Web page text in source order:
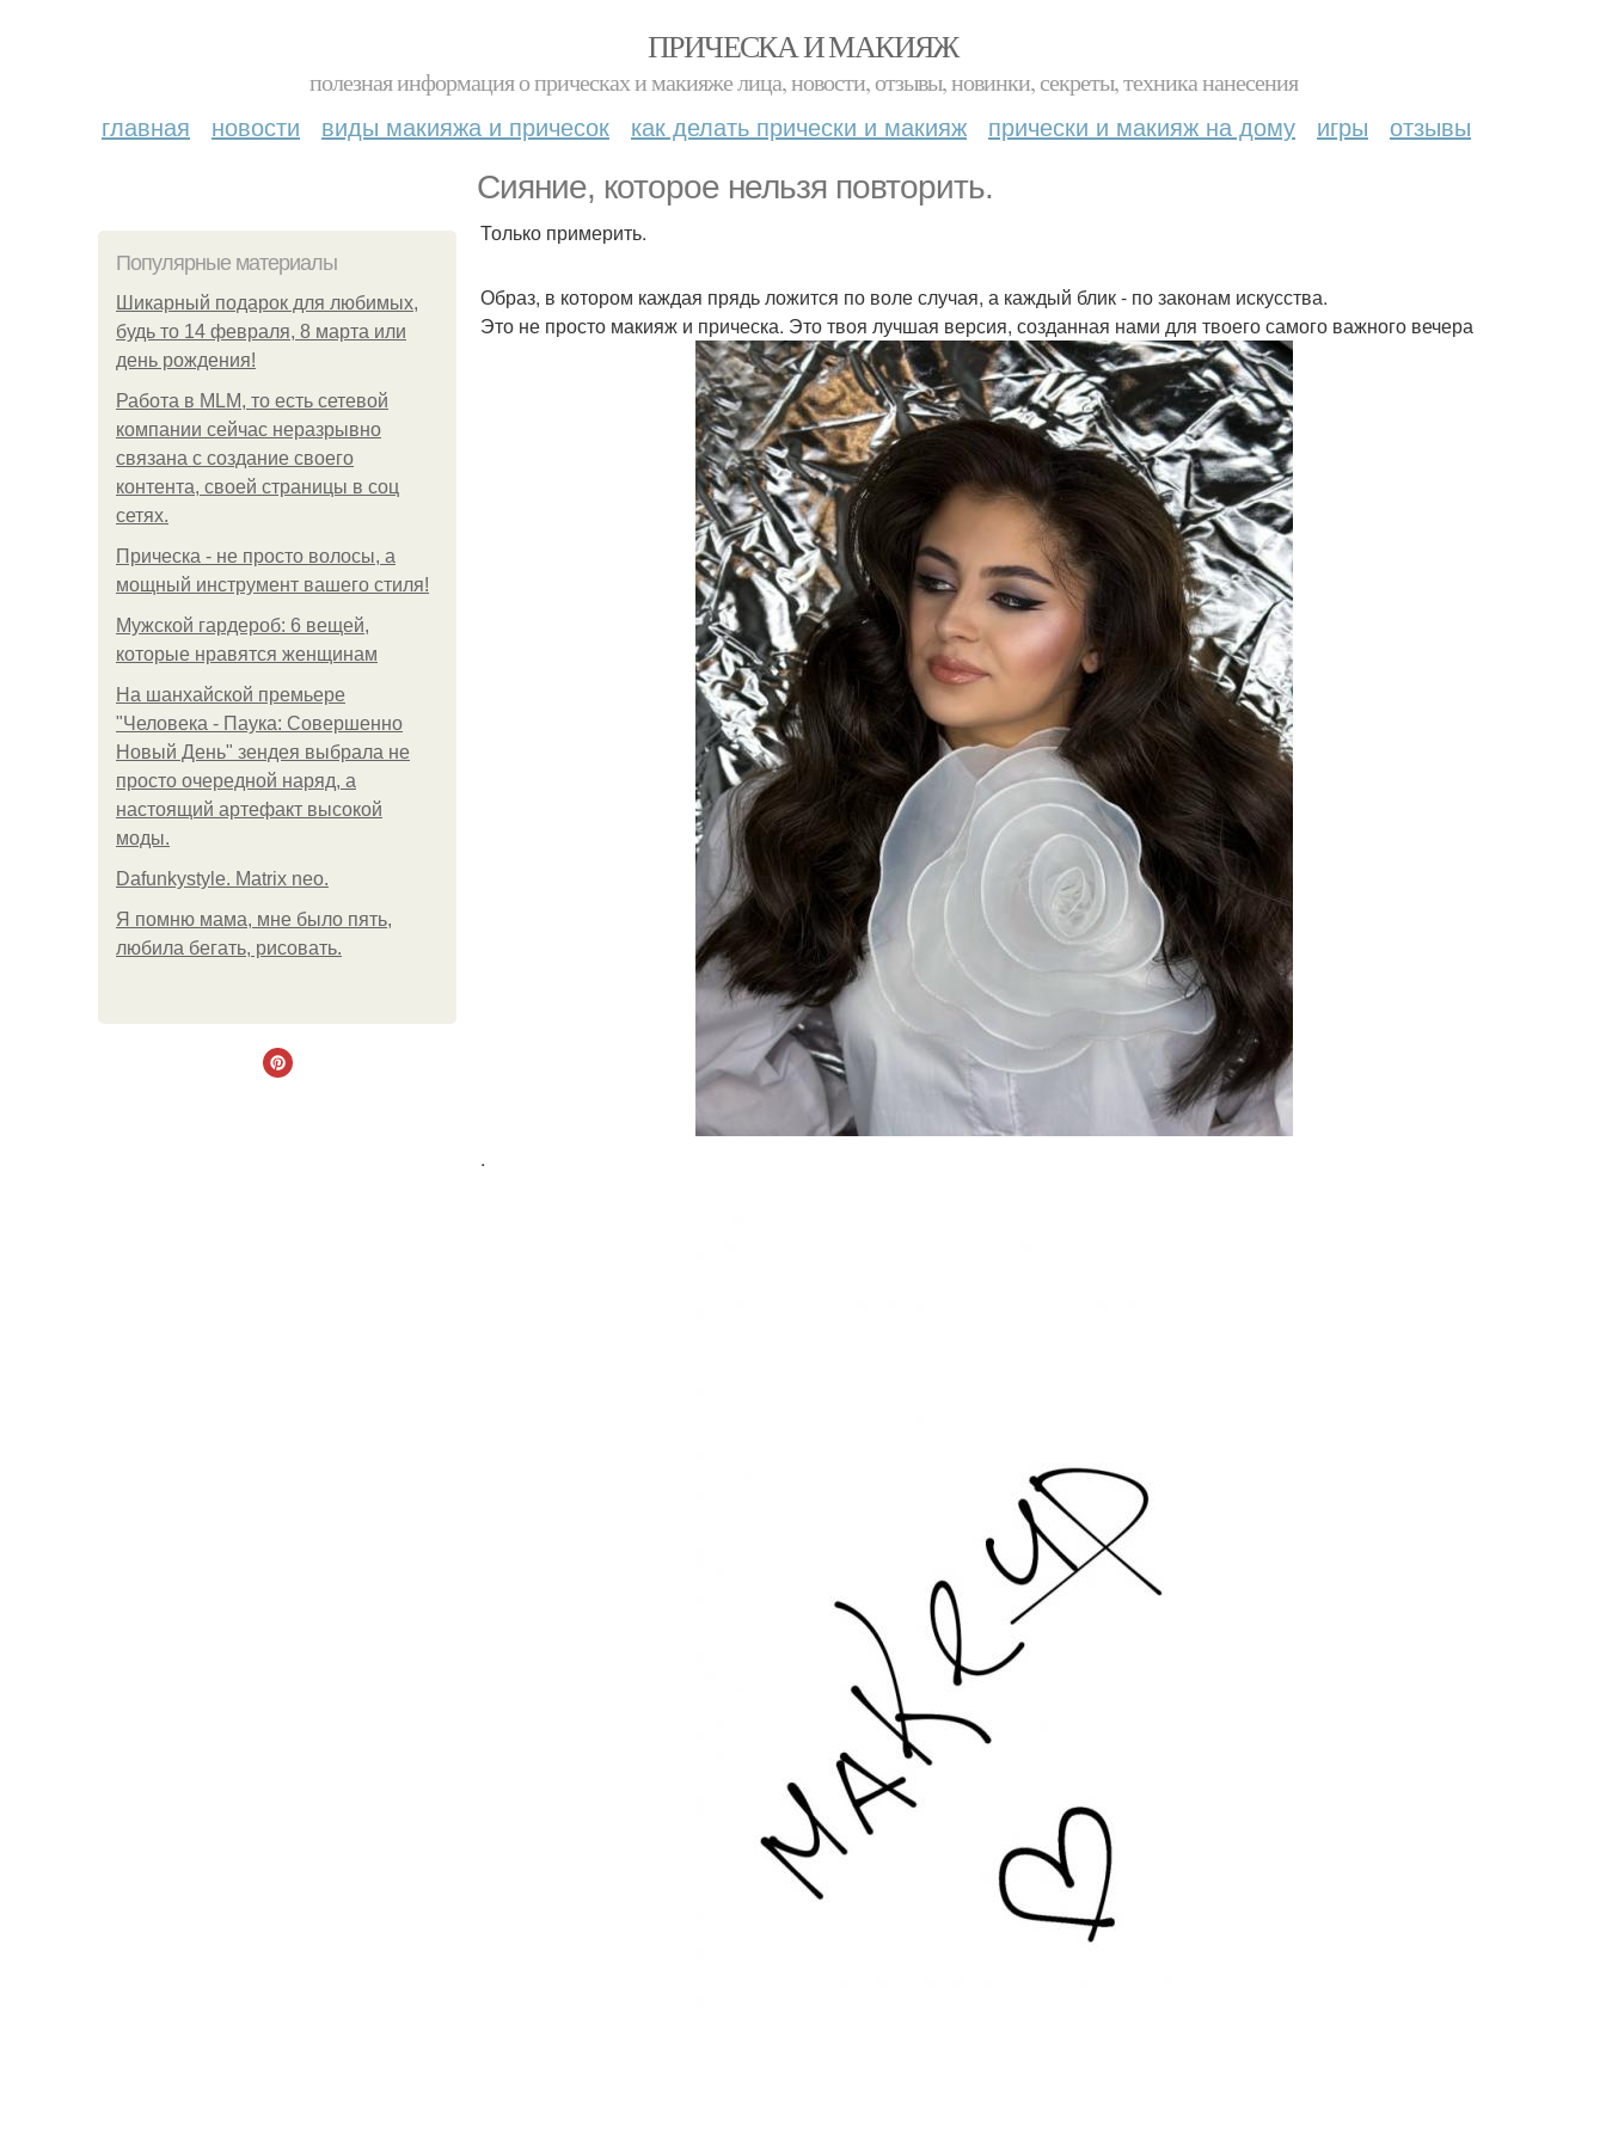
ПРИЧЕСКА И МАКИЯЖ
полезная информация о прическах и макияже лица, новости, отзывы, новинки, секреты, техника нанесения
главная новости виды макияжа и причесок как делать прически и макияж прически и макияж на дому игры отзывы
Сияние, которое нельзя повторить.
Популярные материалы
Шикарный подарок для любимых,
будь то 14 февраля, 8 марта или
день рождения!
Работа в MLM, то есть сетевой
компании сейчас неразрывно
связана с создание своего
контента, своей страницы в соц
сетях.
Прическа - не просто волосы, а
мощный инструмент вашего стиля!
Мужской гардероб: 6 вещей,
которые нравятся женщинам
На шанхайской премьере
"Человека - Паука: Совершенно
Новый День" зендея выбрала не
просто очередной наряд, а
настоящий артефакт высокой
моды.
Dafunkystyle. Matrix neo.
Я помню мама, мне было пять,
любила бегать, рисовать.
Только примерить.
Образ, в котором каждая прядь ложится по воле случая, а каждый блик - по законам искусства.
Это не просто макияж и прическа. Это твоя лучшая версия, созданная нами для твоего самого важного вечера
.